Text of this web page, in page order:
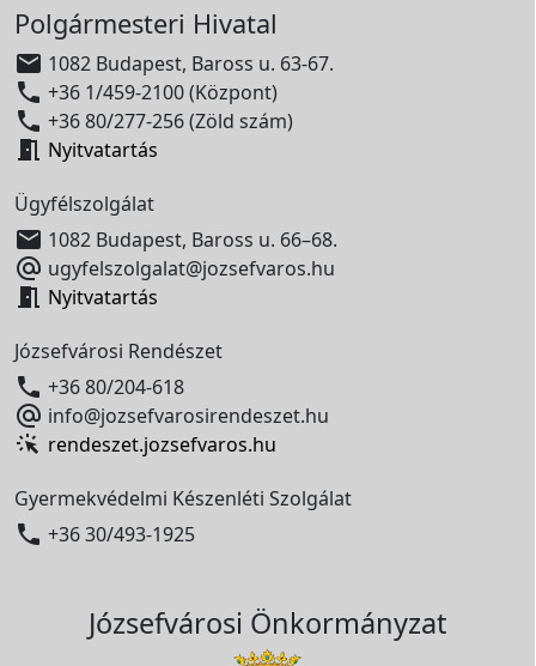
Polgármesteri Hivatal
 1082 Budapest, Baross u. 63-67.
 +36 1/459-2100 (Központ)
 +36 80/277-256 (Zöld szám)
 Nyitvatartás
Ügyfélszolgálat
 1082 Budapest, Baross u. 66–68.
 ugyfelszolgalat@jozsefvaros.hu
 Nyitvatartás
Józsefvárosi Rendészet
 +36 80/204-618
 info@jozsefvarosirendeszet.hu
rendeszet.jozsefvaros.hu
Gyermekvédelmi Készenléti Szolgálat
 +36 30/493-1925
Józsefvárosi Önkormányzat